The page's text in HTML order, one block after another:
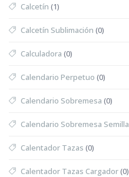
Calcetín (1)
Calcetín Sublimación (0)
Calculadora (0)
Calendario Perpetuo (0)
Calendario Sobremesa (0)
Calendario Sobremesa Semilla
Calentador Tazas (0)
Calentador Tazas Cargador(0)